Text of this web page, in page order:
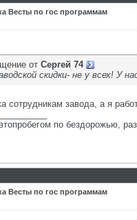
Весты по гос программам
от Сергей 74
скидки- не у всех! У
сотрудникам завода, а я
по бездорожью,
Весты по гос программам